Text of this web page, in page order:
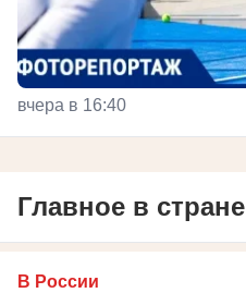
вчера в 16:40
Главное в стране
В России